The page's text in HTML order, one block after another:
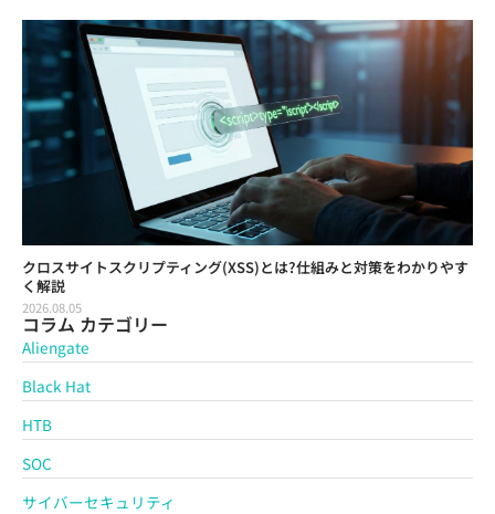
クロスサイトスクリプティング(XSS)とは?仕組みと対策をわかりやす
く解説
2026.08.05
コラム カテゴリー
Aliengate
Black Hat
HTB
SOC
サイバーセキュリティ